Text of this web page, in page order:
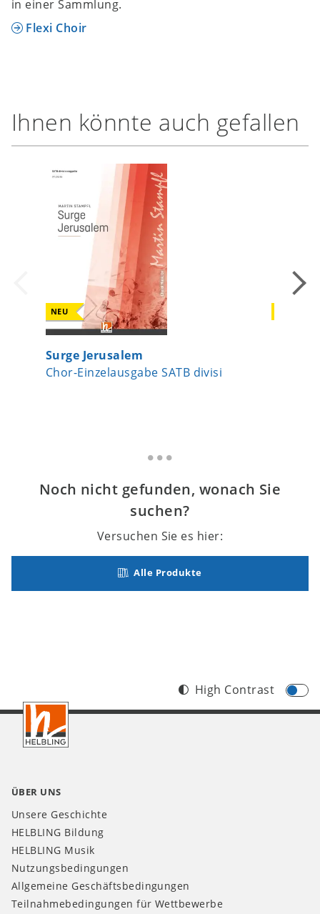
in einer Sammlung.
Flexi Choir
Ihnen könnte auch gefallen
NEU
Surge Jerusalem
Chor-Einzelausgabe SATB divisi
Noch nicht gefunden, wonach Sie
suchen?
Versuchen Sie es hier:
Alle Produkte
Footer
AT
High Contrast
ÜBER UNS
Unsere Geschichte
HELBLING Bildung
HELBLING Musik
Nutzungsbedingungen
Allgemeine Geschäftsbedingungen
Teilnahmebedingungen für Wettbewerbe